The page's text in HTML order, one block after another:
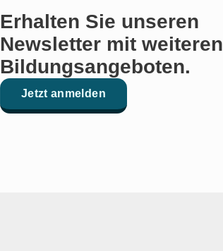
Erhalten Sie unseren
Newsletter mit weiteren
Bildungsangeboten.
Jetzt anmelden